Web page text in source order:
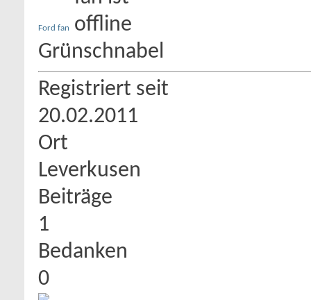
Ford fan
Grünschnabel
Registriert seit
20.02.2011
Ort
Leverkusen
Beiträge
1
Bedanken
0